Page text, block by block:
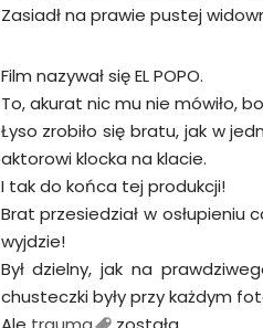
Zasiadł na prawie pustej
Film nazywał się EL POPO.
To, akurat nic mu nie mówiło,
Łyso zrobiło się bratu, jak w
aktorowi klocka na klacie.
I tak do końca tej produkcji!
Brat przesiedział w osłupieniu
wyjdzie!
Był dzielny, jak na
chusteczki były przy każdym